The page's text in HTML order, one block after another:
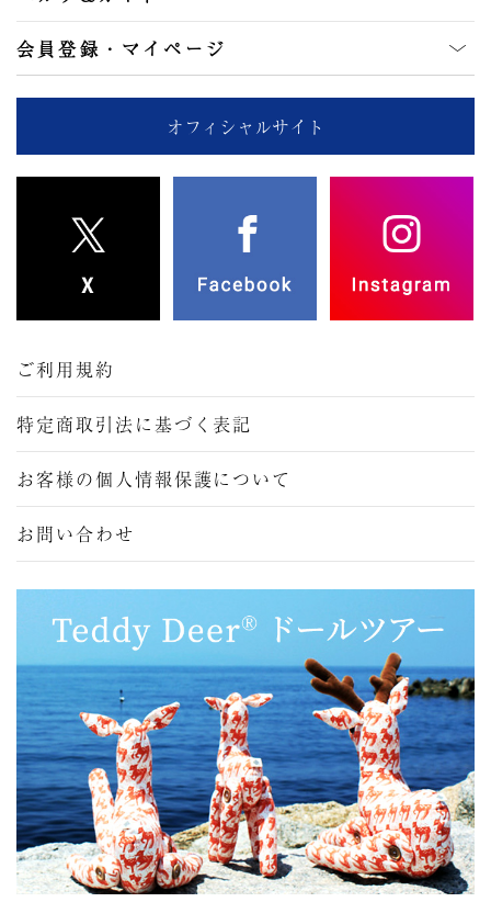
会員登録・マイページ
オフィシャルサイト
ご利用規約
特定商取引法に基づく表記
お客様の個人情報保護について
お問い合わせ